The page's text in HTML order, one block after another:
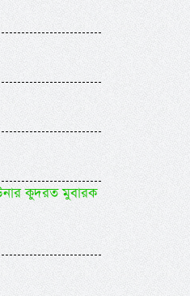
উনার কুদরত মুবারক